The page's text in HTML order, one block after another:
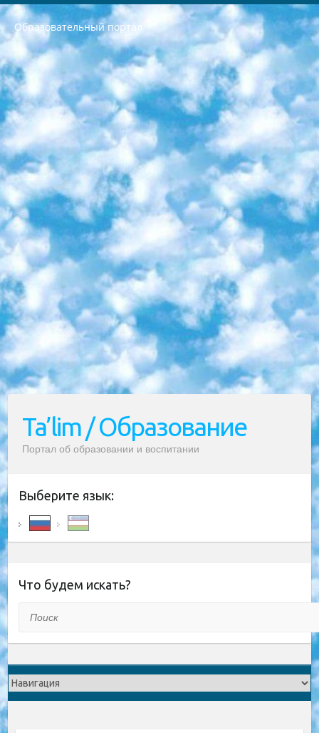
Образовательный портал
РЕСПУБЛИКА УЗБЕКИСТАН МИНИСТРЕРСТВО ДОШКОЛЬНОГО И ШКОЛЬНОГО ОБРАЗОВАНИЯ КОМАНДА в общеобразовательных учреждениях в 2023-2024 учебном году организация и проведение итоговой государственной аттестации обучающихся о Министра дошкольного и школьного образования Республики Узбекистан от 4 марта 2008 года (постановлением Минюста от 20 марта 2008 года № 1778 государственной регистрации) «Итоговое состояние учащихся общего среднего образования на основании положения об утверждении положения об аттестации общего среднего образования выпускной экзамен студентов в образовательных учреждениях в 2023-2024 учебном году В целях организации и прохождения аттестации приказываю: 1. Следующее: перечень предметов, по которым будет проводиться итоговая государственная аттестация и экзамен формы перевода согласно приложению 1; сертификаты международного образца, оценивающие уровень владения иностранными языками перечень согласно приложению 2; 2. Педагогический при специализированных образовательных учреждениях. научно-практический центр квалификации и международной оценки (Д.Давидова) 2024 г. До 25 марта: задания по предметам, по которым будет проводиться итоговая аттестация разработка и утверждение технических условий; итоговая аттестация на основании разработанного предметного задания разработка вопросов по предметам (устно и письменно), экзамен передача; общеобразовательные средние школы и специальные учебные заведения учащиеся выпускных классов школ и интернатов в агентской системе подготовка базы данных экзаменационных материалов и критериев оценки; перевод базы экзаменационных материалов на все языки обучения подать в Республиканский образовательный центр для изготовления; варианты экзаменов на основе разработанных контрольных материалов пусть будут поставлены задачи формирования. 3. Республиканский образовательный центр (Ш.Худайкулов) до 5 апреля 2024 года. до: база данных предоставленных экзаменационных материалов на все языки обучения перевод и экспертиза; для слепых, слабовидящих, глухих, слабослышащих и умственно отсталых детей учащиеся выпускных классов специализированных школ и школ-интернатов база данных экзаменационных материалов на всех преподаваемых языках подготовка критериев оценки; специализированные школы для умственно отсталых детей и технологии для учащихся выпускных классов школ-интернатов разработка соответствующих рекомендаций и критериев проведения ЕГЭ по естествознанию давать задания. 4. Педагогический при специализированных образовательных учреждениях. Научно-практический центр навыков и международной оценки (Д.Давидова), Республика образовательный центр (Худайкулов Ш.) итоговый государственный аттестационный экзамен ориентирован на творческое и логическое мышление при подготовке базы материалов учитывать введение заданий. 5. Следует отметить, что: сертификат государственного образца о знании общеобразовательного предмета и как минимум национальный уровень B1 по предметам на иностранных языках, указанным в Приложении 2. или международно признанный сертификат эквивалентного уровня студенты, изучающие определенный предмет, освобождаются от экзамена; по соответствующим предметам запланирована итоговая государственная аттестация за день до дня, путем жеребьевки Рабочей группой (в письменной форме по предметам, проводимым в форме) из числа сформированных вариантов выбрано 2 варианта; 2 выбранных варианта экзамена анонсированы на официальном сайте министерства и все выпускники по всей стране на основе этих вариантов проводит итоговую государственную аттестацию. 6. Государственное образование учащихся средних общеобразовательных учреждений. знания в соответствии с квалификационными требованиями, которые необходимо приобрести на основании стандартов итоговый (выпускной) контроль для 9 и 11 классов в целях тестирования Экзамены (далее – экзамены) состоят из предметов, перечисленных в приложении 1. будет сделано. 7. Экзамены пройдут с 26 мая по 15 июня 2024 г. (кроме науки физического воспитания). 8. Физическая для учащихся 9 классов общесредних образовательных учреждений. Экзамены по предмету «Образование, квалификация медицина» 1-6 мая 2024 года. сотрудники перевести под присмотр (с отклонениями в физическом или умственном развитии) специализированная школа для детей, школы-интернаты и со сколиозом школы-интернаты санаторного типа для больных детей исключены). 9. Он был слепым, слабовидящим и имел нарушения опорно-двигательного аппарата. экзамены в специализированных школах и интернатах для детей должны проводиться исходя из требований, предъявляемых к общеобразовательным учреждениям (физкультура кроме науки). 10. Специализированная школа для глухих и слабослышащих детей. и экзамены в интернатах и быть реализован в виде письменного теста по математике. 11. Специальность для умственно отсталых детей. Для 9 класса Родной язык и литературное письмо Государственный язык (язык обучения – узбекский). для неклассов) написано Математическое письмо Письменная/устная история Узбекистана Физическое воспитание практично Итоговый контроль Для 11 класса Написание родного языка и литературы (эссе) Математическое письмо Узбекский язык (обучение на узбекском языке) не посещающее общее среднее образование для учреждений)/Образовательное учреждение выбор письменный и устный Иностранный язык письменный/устный Письменная/устная история Узбекистана *По выбору студента:  Химия  Физика  Основы государственного права  География 10 бесплатных образовательных ресурсов - Мы составили подборку онлайн-проектов с интерактивными упражнениями, видеолекциями и статьями. Они помогут вам обрести новые и освежить старые знания бесплатно. 1. «ИНТУИТ» Старейшая образовательная площадка Рунета. Здесь вы найдёте сотни текстовых и видеокурсов на десятки различных тем — от программирования до психологии. Многие курсы подготовлены российскими университетами и крупными международными компаниями вроде Intel и Microsoft. Самостоятельное обучение бесплатное, но желающие могут оплатить услуги персональных наставников. 2. «Смартия» знакомит с актуальными профессиями и подсказывает, как им обучаться. Выбрав заинтересовавшую вас специальность — SMM-специалист, фотограф, веб-дизайнер или другую, — увидите список необходимых для неё умений. Чтобы вы могли освоить их самостоятельно, для каждого умения площадка отображает подборку ссылок на учебные материалы. Хотя «Смартия» ориентируется на русскоязычную аудиторию, часть контента всё же доступна только на английском. 3. «Лекторий Физтеха» Проект Московского физико-технического института (Физтеха). С его помощью вы можете смотреть онлайн серии лекций, записанные на видео в этом вузе. В числе доступных предметов — физика, биология, химия, информационные технологии и другие. К некоторым лекциям администрация ресурса прилагает готовые конспекты, которые можно скачивать в PDF-формате. 4. ITMOcourses Онлайн-площадка Санкт-Петербургского национального исследовательского университета информационных технологий, механики и оптики (ИТМО). Ресурс предоставляет свободный доступ к курсам, разработанным в этом вузе. Каталог материалов разбит на четыре категории: «Оптические системы и технологии», «Приборостроение и робототехника», «Информационные технологии» и «Биотехнологии». Курсы состоят из видеолекций, интерактивных демонстраций и заданий. 5. «КиберЛенинка» Электронная научная библиотека открытого доступа. Каталог площадки регулярно обрастает текстами статей из различных научных изданий. Сгруппированные по журналам и рубрикам публикации можно читать онлайн или скачивать целиком в PDF-формате. Проект нацелен на популяризацию науки за счёт открытого доступа к качественной информации. 6. «ПостНаука» На этом ресурсе публикуют подборки видеолекций, составленные экспертами из разных отраслей и объединённые общими темами. Среди них, к примеру, есть серии «Биоинформатика и геномика», «Культура средневековой Скандинавии» и Cinema Studies о теории кино. Каждая подборка лекций — логически связанная история, рассказанная экспертом от первого лица. Кроме того, на сайте появляются научно-образовательные статьи и тесты на разные темы. 7. «Newочём» Команда проекта «Newочём» отбирает самые интересные тексты из англоязычных СМИ и переводит те из них, за которые голосуют участники сообщества «ВКонтакте». По большей части это научно-популярные статьи. Редакторы придумывают лишь заголовки, в остальном содержание переводов соответствует оригиналам. Полные тексты можно читать прямо в социальной сети. 8. InternetUrok Онлайн-база материалов по основным дисциплинам школьной программы. Информация на сайте структурирована по классам, предметам и темам (урокам). Каждый урок состоит из видеолекций и конспектов. Есть также интерактивные тренажёры и тесты для закрепления пройденного материала. Даже если вы давно окончили школу, возможность повторить программу старших классов всегда может пригодиться. 9. Edutainme Ещё один ресурс об образовании. В отличие от Newtonew, как мне кажется, Edutainme больше ориентируется на представителей индустрии: педагогов, предпринимателей, разработчиков образовательных проектов. Но и любой, кто просто стремится к саморазвитию, найдёт на сайте много полезного и интересного для себя. Например, информацию о новых курсах и образовательных сервисах. 10. Newtonew Онлайн-медиа об образовании и обучении в широком смысле. Авторы Newtonew пишут об инструментах, заведениях, тактиках и стратегиях, которые помогают учить других и получать новые знания самостоятельно. На этой площадке вы найдёте новости, обзоры, аналитические мат
Ta’lim / Образование
Портал об образовании и воспитании
Выберите язык:
Что будем искать?